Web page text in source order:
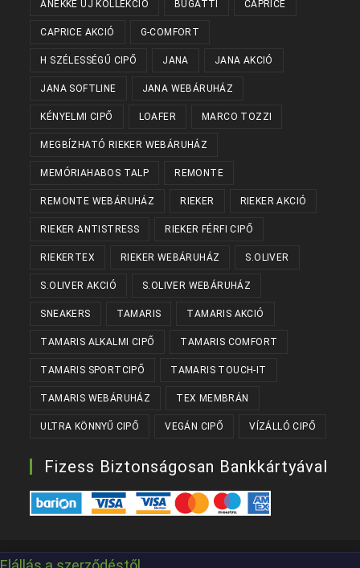
ANEKKE ÚJ KOLLEKCIÓ BUGATTI CAPRICE
CAPRICE AKCIÓ G-COMFORT
H SZÉLESSÉGŰ CIPŐ JANA JANA AKCIÓ
JANA SOFTLINE JANA WEBÁRUHÁZ
KÉNYELMI CIPŐ LOAFER MARCO TOZZI
MEGBÍZHATÓ RIEKER WEBÁRUHÁZ
MEMÓRIAHABOS TALP REMONTE
REMONTE WEBÁRUHÁZ RIEKER RIEKER AKCIÓ
RIEKER ANTISTRESS RIEKER FÉRFI CIPŐ
RIEKERTEX RIEKER WEBÁRUHÁZ S.OLIVER
S.OLIVER AKCIÓ S.OLIVER WEBÁRUHÁZ
SNEAKERS TAMARIS TAMARIS AKCIÓ
TAMARIS ALKALMI CIPŐ TAMARIS COMFORT
TAMARIS SPORTCIPŐ TAMARIS TOUCH-IT
TAMARIS WEBÁRUHÁZ TEX MEMBRÁN
ULTRA KÖNNYŰ CIPŐ VEGÁN CIPŐ VÍZÁLLÓ CIPŐ
Fizess Biztonságosan Bankkártyával
Készítette: